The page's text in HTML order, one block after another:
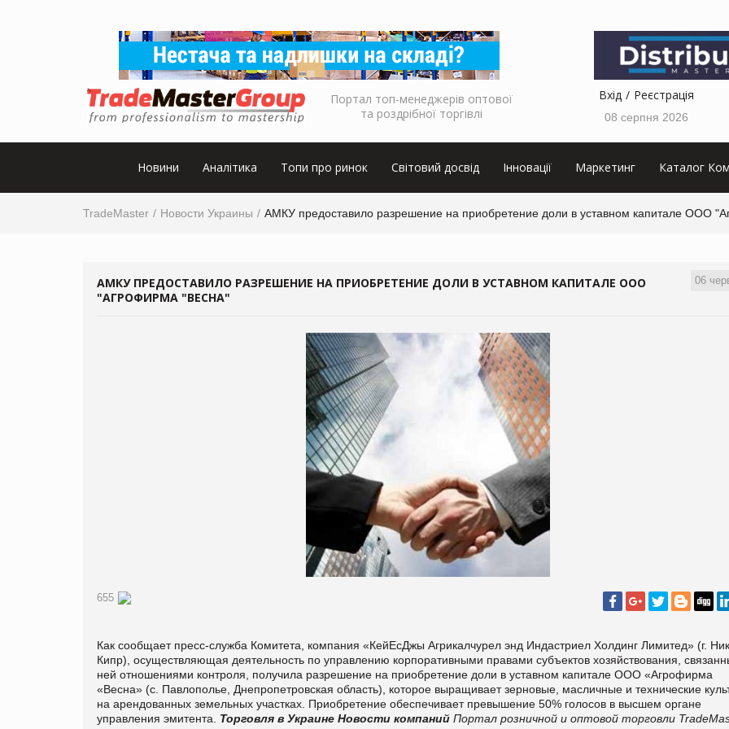
Портал топ-менеджерів оптової
та роздрібної торгівлі
Вхід Реєстрація
08 серпня 2026
Новини Аналітика Топи про ринок Світовий досвід Інновації Маркетинг Каталог
TradeMaster Новости Украины АМКУ предоставило разрешение на приобретение доли в уставном капитале ООО
06
АМКУ ПРЕДОСТАВИЛО РАЗРЕШЕНИЕ НА ПРИОБРЕТЕНИЕ ДОЛИ В УСТАВНОМ КАПИТАЛЕ ООО
"АГРОФИРМА "ВЕСНА"
655
Как сообщает пресс-служба Комитета, компания «КейЕсДжы Агрикалчурел энд Индастриел Холдинг Лимитед» (г.
Кипр) , осуществляющая деятельность по управлению корпоративными правами субъектов хозяйствования,
ней отношениями контроля , получила разрешение на приобретение доли в уставном капитале ООО «Агрофирма
«Весна» (с. Павлополье , Днепропетровская область), которое выращивает зерновые, масличные и технические
на арендованных земельных участках. Приобретение обеспечивает превышение 50% голосов в высшем органе
управления эмитента. Торговля в Украине Новости компаний Портал розничной и оптовой торговли